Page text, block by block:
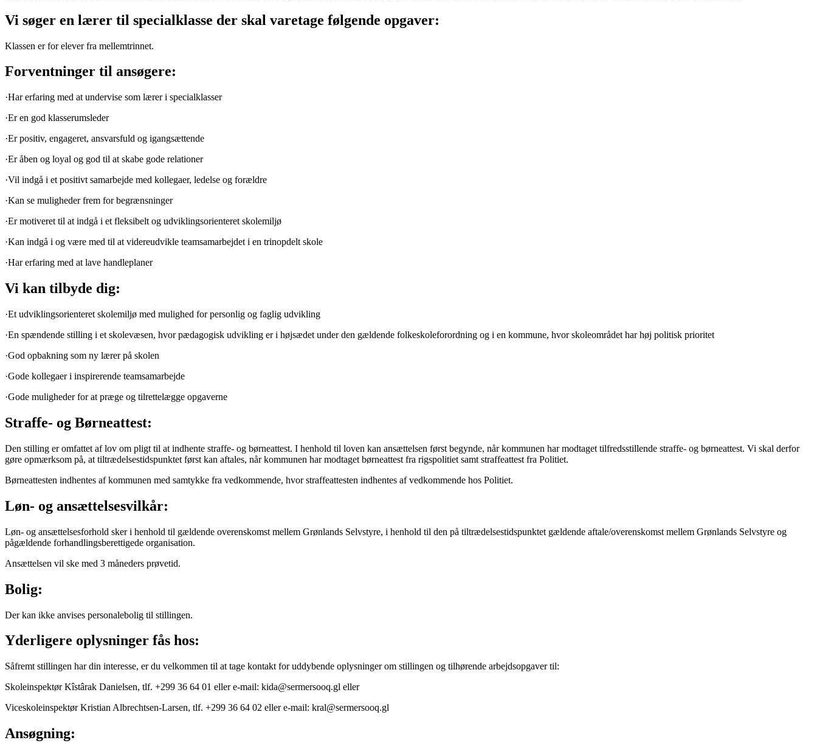
Vi søger en lærer til specialklasse der skal varetage følgende opgaver:
Klassen er for elever fra mellemtrinnet.
Forventninger til ansøgere:
·Har erfaring med at undervise som lærer i specialklasser
·Er en god klasserumsleder
·Er positiv, engageret, ansvarsfuld og igangsættende
·Er åben og loyal og god til at skabe gode relationer
·Vil indgå i et positivt samarbejde med kollegaer, ledelse og forældre
·Kan se muligheder frem for begrænsninger
·Er motiveret til at indgå i et fleksibelt og udviklingsorienteret skolemiljø
·Kan indgå i og være med til at videreudvikle teamsamarbejdet i en trinopdelt skole
·Har erfaring med at lave handleplaner
Vi kan tilbyde dig:
·Et udviklingsorienteret skolemiljø med mulighed for personlig og faglig udvikling
·En spændende stilling i et skolevæsen, hvor pædagogisk udvikling er i højsædet under den gældende folkeskoleforordning og i en kommune, hvor skoleområdet har høj politisk prioritet
·God opbakning som ny lærer på skolen
·Gode kollegaer i inspirerende teamsamarbejde
·Gode muligheder for at præge og tilrettelægge opgaverne
Straffe- og Børneattest:
Den stilling er omfattet af lov om pligt til at indhente straffe- og børneattest. I henhold til loven kan ansættelsen først begynde, når kommunen har modtaget tilfredsstillende straffe- og børneattest. Vi skal derfor
gøre opmærksom på, at tiltrædelsestidspunktet først kan aftales, når kommunen har modtaget børneattest fra rigspolitiet samt straffeattest fra Politiet.
Børneattesten indhentes af kommunen med samtykke fra vedkommende, hvor straffeattesten indhentes af vedkommende hos Politiet.
Løn- og ansættelsesvilkår:
Løn- og ansættelsesforhold sker i henhold til gældende overenskomst mellem Grønlands Selvstyre, i henhold til den på tiltrædelsestidspunktet gældende aftale/overenskomst mellem Grønlands Selvstyre og
pågældende forhandlingsberettigede organisation.
Ansættelsen vil ske med 3 måneders prøvetid.
Bolig:
Der kan ikke anvises personalebolig til stillingen.
Yderligere oplysninger fås hos:
Såfremt stillingen har din interesse, er du velkommen til at tage kontakt for uddybende oplysninger om stillingen og tilhørende arbejdsopgaver til:
Skoleinspektør Kîstârak Danielsen, tlf. +299 36 64 01 eller e-mail: kida@sermersooq.gl eller
Viceskoleinspektør Kristian Albrechtsen-Larsen, tlf. +299 36 64 02 eller e-mail: kral@sermersooq.gl
Ansøgning: